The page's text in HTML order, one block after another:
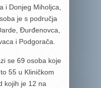
i Donjeg Miholjca,
je s područja
Đurđenovca,
i Podgorača.
se 69 osoba koje
55 u Kliničkom
kojih je 12 na